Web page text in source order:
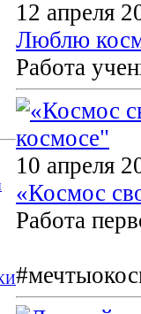
12 апреля
Люблю
Работа
10 апреля
«Космос
Работа